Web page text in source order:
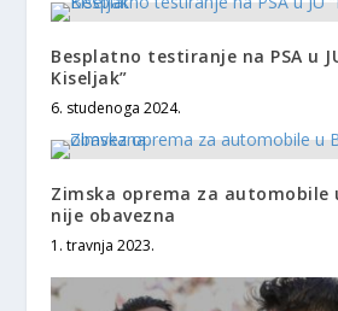
Besplatno testiranje na PSA u
Kiseljak”
6. studenoga 2024.
Zimska oprema za automobile
nije obavezna
1. travnja 2023.